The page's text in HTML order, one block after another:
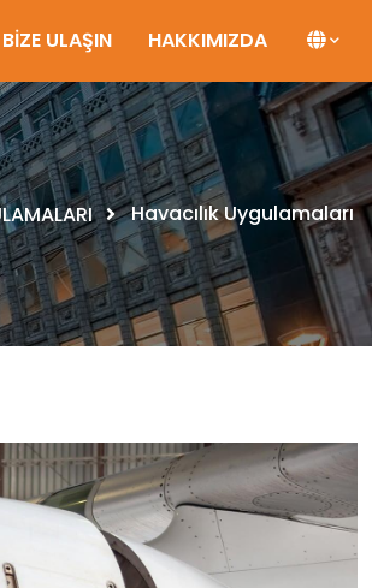
BİZE ULAŞIN HAKKIMIZDA
Havacılık Uygulamaları